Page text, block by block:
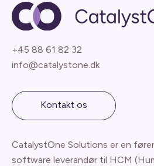
+45 88 61 82 32
info@catalystone.dk
Kontakt os
CatalystOne Solutions er en
software leverandør til HCM